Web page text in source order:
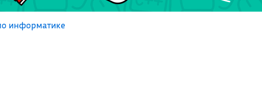
информатике